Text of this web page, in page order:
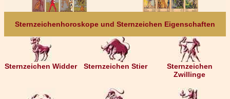
Sternzeichenhoroskope und Sternzeichen Eigenschaften
Sternzeichen Widder Sternzeichen Stier
Sternzeichen
Zwillinge